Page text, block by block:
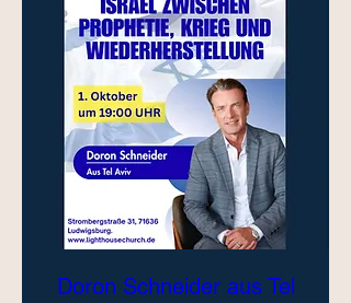
Doron Schneider aus Tel